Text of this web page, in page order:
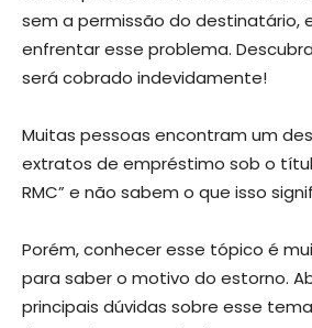
sem a permissão do destinatário,
enfrentar esse problema.
será cobrado indevidamente!
Muitas pessoas encontram um
extratos de empréstimo sob o
RMC” e não sabem o que isso
Porém, conhecer esse tópico é
para saber o motivo do estorno.
principais dúvidas sobre esse